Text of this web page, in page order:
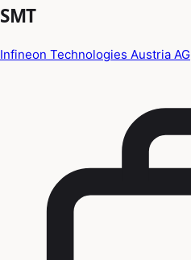
SMT
Infineon Technologies Austria AG